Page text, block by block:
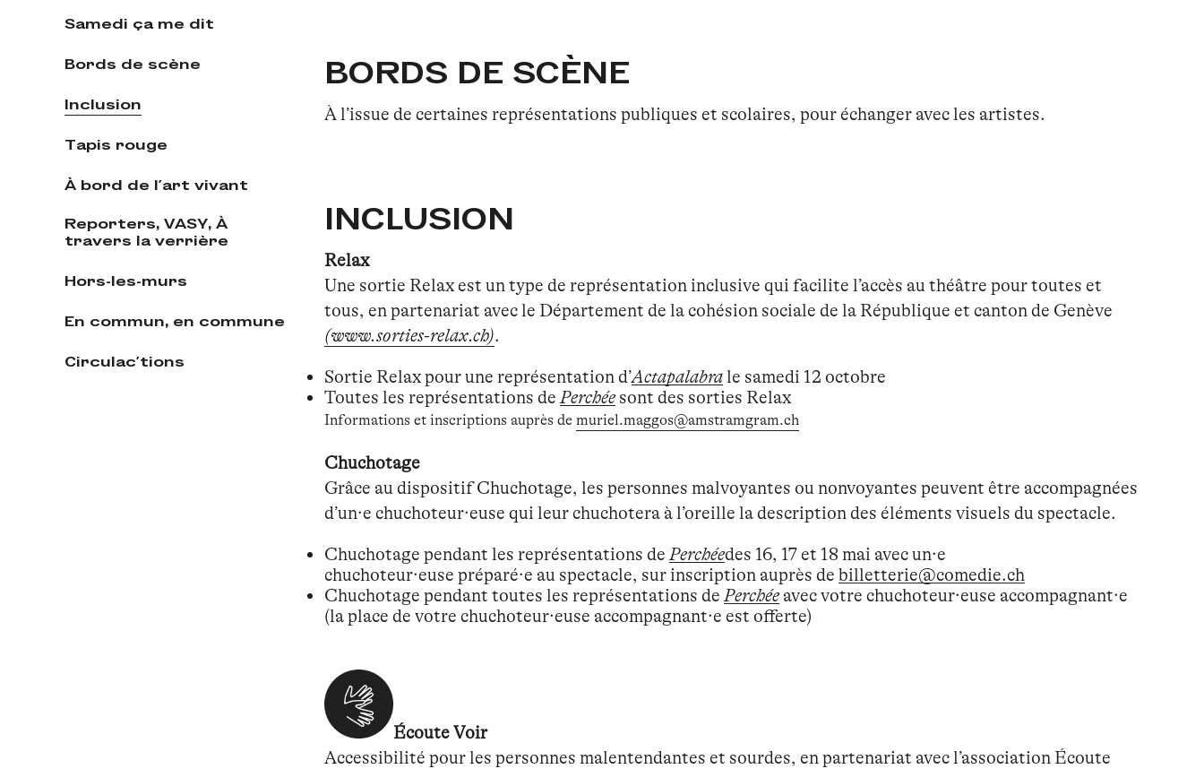
Samedi ça me dit
Bords de scène
Inclusion
Tapis rouge
À bord de l'art vivant
Reporters, VASY, À
travers la verrière
Hors-les-murs
En commun, en commune
Circulac'tions
BORDS DE SCÈNE
À l’issue de certaines représentations publiques et scolaires, pour échanger avec les artistes.
INCLUSION
Relax
Une sortie Relax est un type de représentation inclusive qui facilite l’accès au théâtre pour toutes et
tous, en partenariat avec le Département de la cohésion sociale de la République et canton de Genève
(www.sorties-relax.ch).
Sortie Relax pour une représentation d’Actapalabrale samedi 12 octobre
Toutes les représentations dePerchéesont des sorties Relax
Informations et inscriptions auprès de muriel.maggos@amstramgram.ch
Chuchotage
Grâce au dispositif Chuchotage, les personnes malvoyantes ou nonvoyantes peuvent être accompagnées
d’un·e chuchoteur·euse qui leur chuchotera à l’oreille la description des éléments visuels du spectacle.
Chuchotage pendant les représentations dePerchéedes 16, 17 et 18 mai avec un·e
chuchoteur·euse préparé·e au spectacle, sur inscription auprès de billetterie@comedie.ch
Chuchotage pendant toutes les représentations dePerchéeavec votre chuchoteur·euse accompagnant·e
(la place de votre chuchoteur·euse accompagnant·e est offerte)
Écoute Voir
Accessibilité pour les personnes malentendantes et sourdes, en partenariat avec l’association Écoute